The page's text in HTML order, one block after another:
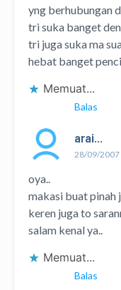
yng berhubungan
tri suka banget
tri juga suka ma
hebat banget
Memuat...
Balas
arai...
28/09/2007
oya..
makasi buat pinah
keren juga to
salam kenal ya..
Memuat...
Balas